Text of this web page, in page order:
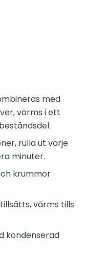
med
värms i ett
rulla ut varje
minuter.
krummor
värms tills
kondenserad